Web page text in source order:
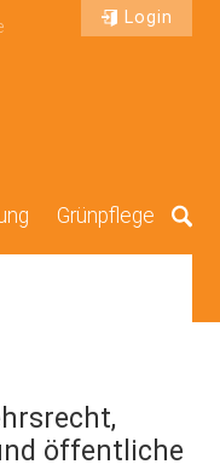
Login
Grünpflege Suche
öffentliche